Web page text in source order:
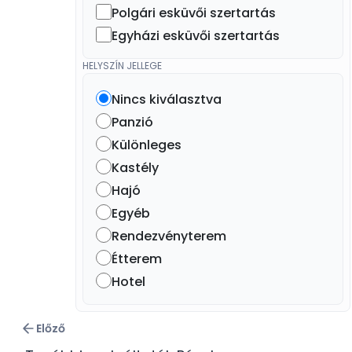
Polgári esküvői szertartás
Egyházi esküvői szertartás
HELYSZÍN JELLEGE
Nincs kiválasztva
Panzió
Különleges
Kastély
Hajó
Egyéb
Rendezvényterem
Étterem
Hotel
Előző